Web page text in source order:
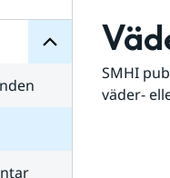
SMHI
väder-